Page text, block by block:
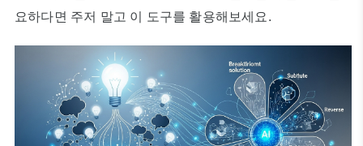
요하다면 주저 말고 이 도구를 활용해보세요.